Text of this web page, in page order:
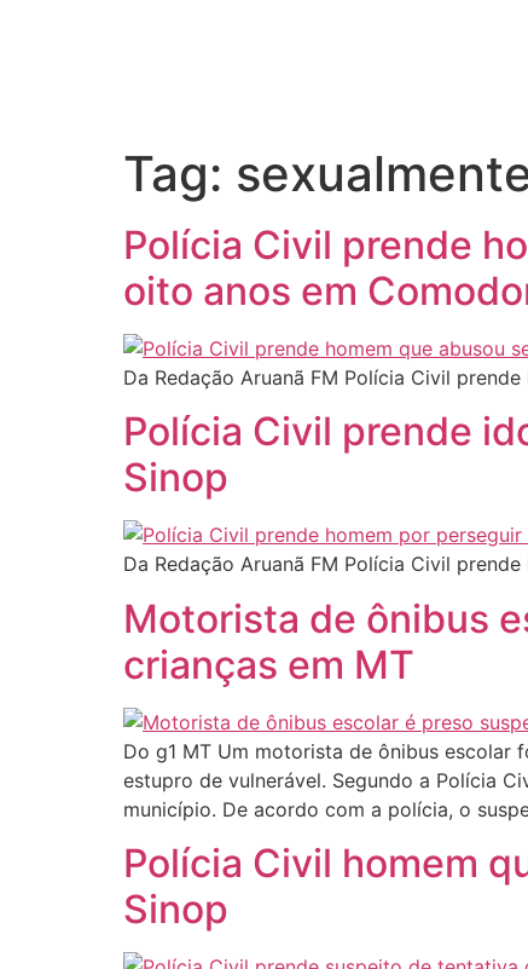
Tag:
Polícia Civil prende
oito anos em
Da Redação Aruanã FM Polícia Civil
Polícia Civil prende
Sinop
Da Redação Aruanã FM Polícia Civil
Motorista de ônibus
crianças em MT
Do g1 MT Um motorista de ônibus escolar
estupro de vulnerável. Segundo a Polícia
município. De acordo com a polícia, o
Polícia Civil homem
Sinop